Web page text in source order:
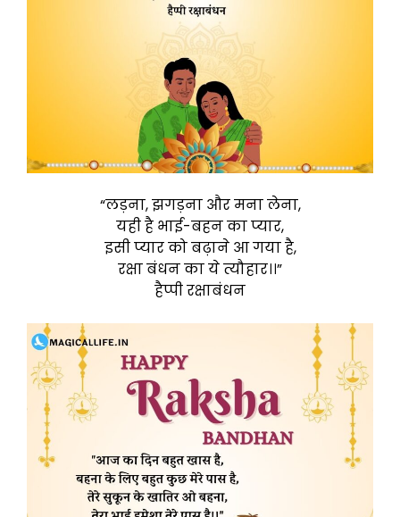
“लड़ना, झगड़ना और मना लेना,
यही है भाई-बहन का प्यार,
इसी प्यार को बढ़ाने आ गया है,
रक्षा बंधन का ये त्यौहार।।”
हैप्पी रक्षाबंधन